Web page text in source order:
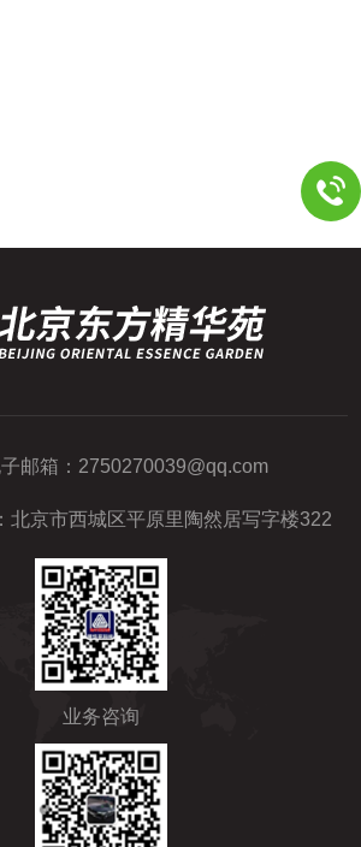
邮箱： 2750270039@qq.com
北京市西城区平原里陶然居写字楼322
业务咨询